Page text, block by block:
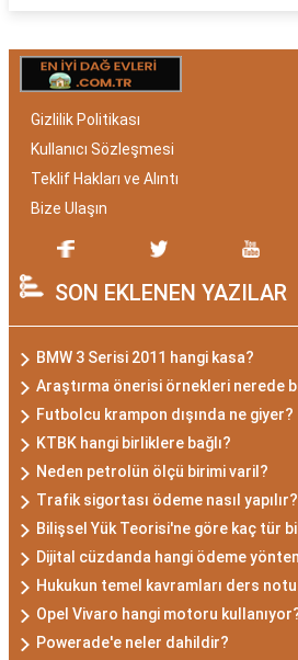
Gizlilik Politikası
Kullanıcı Sözleşmesi
Teklif Hakları ve Alıntı
Bize Ulaşın
SON EKLENEN YAZILAR
BMW 3 Serisi 2011 hangi kasa?
Araştırma önerisi örnekleri nerede
Futbolcu krampon dışında ne giyer?
KTBK hangi birliklere bağlı?
Neden petrolün ölçü birimi varil?
Trafik sigortası ödeme nasıl yapılır?
Bilişsel Yük Teorisi'ne göre kaç tür
Dijital cüzdanda hangi ödeme
Hukukun temel kavramları ders
Opel Vivaro hangi motoru
Powerade'e neler dahildir?